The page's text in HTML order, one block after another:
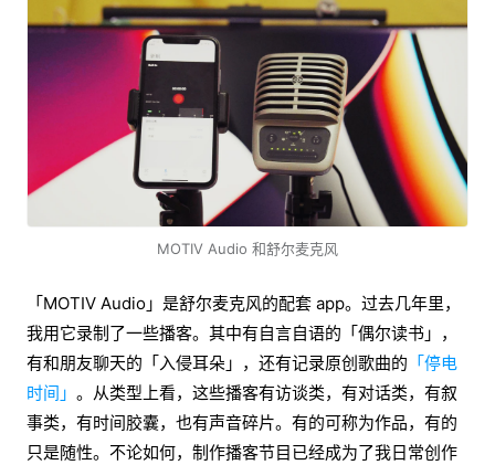
MOTIV Audio 和舒尔麦克风
「MOTIV Audio」是舒尔麦克风的配套 app。过去几年里，
我用它录制了一些播客。其中有自言自语的「偶尔读书」，
有和朋友聊天的「入侵耳朵」，还有记录原创歌曲的 「停电
时间」 。从类型上看，这些播客有访谈类，有对话类，有叙
事类，有时间胶囊，也有声音碎片。有的可称为作品，有的
只是随性。不论如何，制作播客节目已经成为了我日常创作